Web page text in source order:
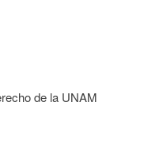
de la UNAM